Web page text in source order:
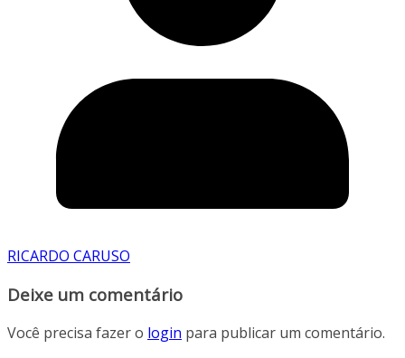
RICARDO CARUSO
Deixe um comentário
Você precisa fazer o login para publicar um comentário.